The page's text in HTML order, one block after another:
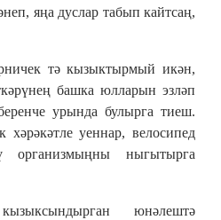
яңа дуслар табып кайтсаң,
тә кызыктырмый икән,
башка юлларын эзләп
урында булырга тиеш.
хәрәкәтле уеннар, велосипед
организмыңны ныгытырга
юнәлештә